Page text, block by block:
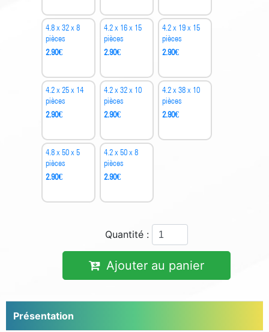
4.8 x 32 x 8
pièces
2.90€
4.2 x 16 x 15
pièces
2.90€
4.2 x 19 x 15
pièces
2.90€
4.2 x 25 x 14
pièces
2.90€
4.2 x 32 x 10
pièces
2.90€
4.2 x 38 x 10
pièces
2.90€
4.8 x 50 x 5
pièces
2.90€
4.2 x 50 x 8
pièces
2.90€
Quantité :
Ajouter au panier
Présentation